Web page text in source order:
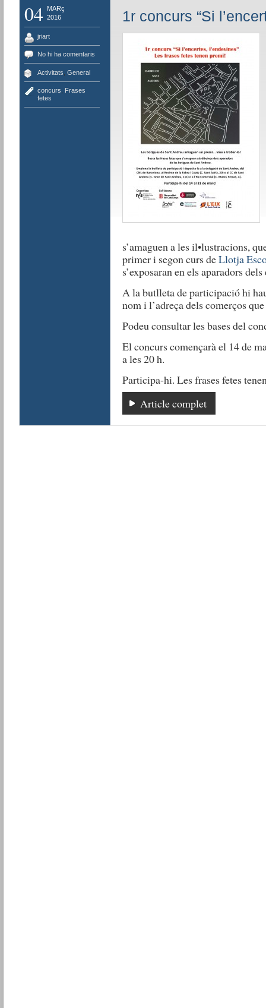
04
MARç
2016
jriart
No hi ha comentaris
Activitats General
concurs
Frases
fetes
1r concurs “Si
s’amaguen a les il•lustracions,
primer i segon curs deLlotja
s’exposaran en els aparadors
A la butlleta de participació hi
nom i l’adreça dels comerços que
Podeu consultar les bases del
El concurs començarà el 14 de
a les 20 h.
Participa-hi. Les frases fetes
Article complet